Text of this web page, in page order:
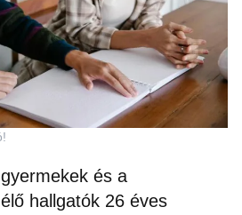
és a
hallgatók 26 éves